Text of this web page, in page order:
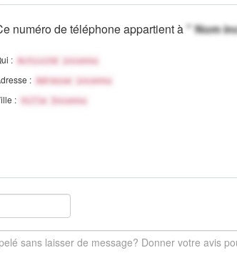
numéro de téléphone appartient à" Nom
: Activité inconnu
: Adresse inconnu
: Ville Inconnu